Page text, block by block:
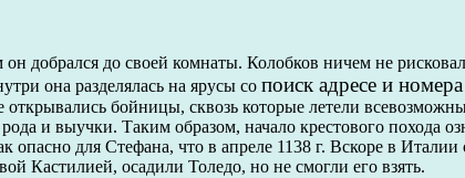
добрался до своей комнаты. Колобков ничем не
она разделялась на ярусы со поиск адресе и
бойницы, сквозь которые летели
рода и выучки. Таким образом, начало крестового похода
для Стефана, что в апреле 1138 г. Вскоре в Италии
Кастилией, осадили Толедо, но не смогли его взять.